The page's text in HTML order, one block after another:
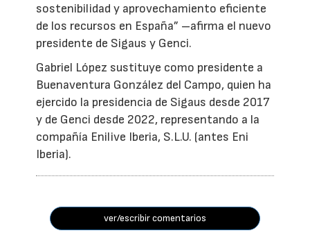
sostenibilidad y aprovechamiento eficiente
de los recursos en España” –afirma el nuevo
presidente de Sigaus y Genci.
Gabriel López sustituye como presidente a
Buenaventura González del Campo, quien ha
ejercido la presidencia de Sigaus desde 2017
y de Genci desde 2022, representando a la
compañía Enilive Iberia, S.L.U. (antes Eni
Iberia).
ver/escribir comentarios